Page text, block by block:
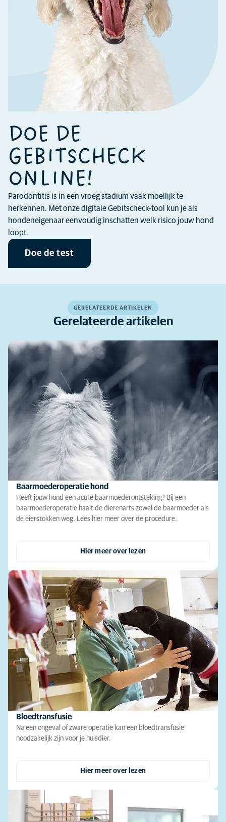
DOE DE
GEBITSCHECK
ONLINE!
Parodontitis is in een vroeg stadium vaak moeilijk te
herkennen. Met onze digitale Gebitscheck-tool kun je als
hondeneigenaar eenvoudig inschatten welk risico jouw hond
loopt.
Doe de test
GERELATEERDE ARTIKELEN
Gerelateerde artikelen
Baarmoederoperatie hond
Heeft jouw hond een acute baarmoederontsteking? Bij een
baarmoederoperatie haalt de dierenarts zowel de baarmoeder als
de eierstokken weg. Lees hier meer over de procedure.
Hier meer over lezen
Bloedtransfusie
Na een ongeval of zware operatie kan een bloedtransfusie
noodzakelijk zijn voor je huisdier.
Hier meer over lezen